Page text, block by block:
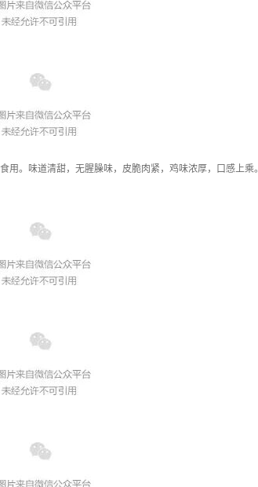
用。味道清甜，无腥臊味，皮脆肉紧，鸡味浓厚，口感上乘。